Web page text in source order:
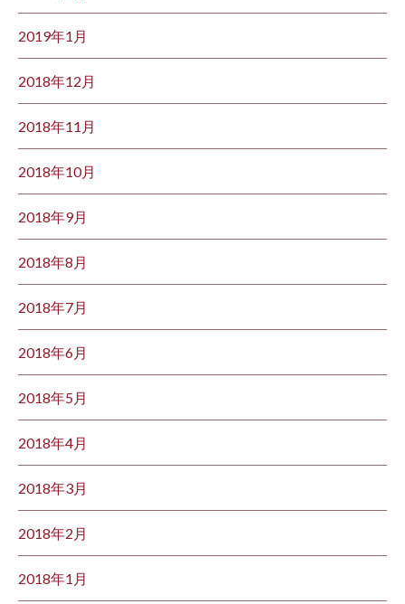
2019年1月
2018年12月
2018年11月
2018年10月
2018年9月
2018年8月
2018年7月
2018年6月
2018年5月
2018年4月
2018年3月
2018年2月
2018年1月